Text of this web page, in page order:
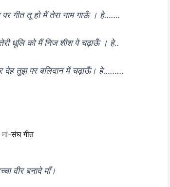
पर गीत तू हो मैं तेरा नाम गाऊँ । हे…….
धूलि को मैं निज शीश पे चढ़ाऊँ । हे..
देह तुझ पर बलिदान में चढ़ाऊँ। हे………
संघ गीत
वीर बनादे माँ।